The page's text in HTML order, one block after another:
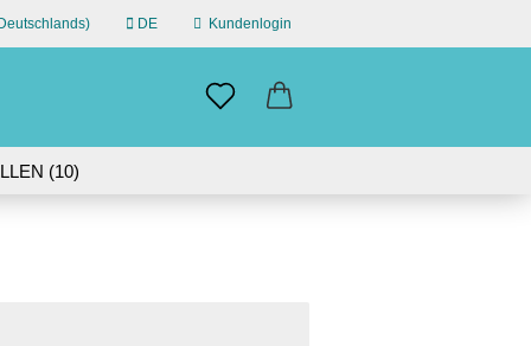
DE Kundenlogin
(10)
GERMANY | 30-DAY RETURN